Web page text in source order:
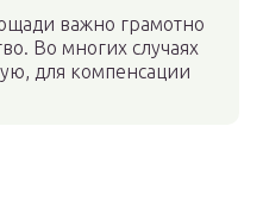
важно грамотно
Во многих случаях
для компенсации